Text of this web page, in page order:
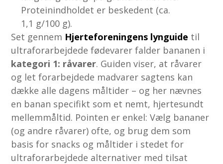
Proteinindholdet er beskedent (ca.
1,1 g/100 g).
Set gennem Hjerteforeningens lynguide til
ultraforarbejdede fødevarer falder bananen i
kategori 1: råvarer. Guiden viser, at råvarer
og let forarbejdede madvarer sagtens kan
dække alle dagens måltider – og her nævnes
en banan specifikt som et nemt, hjertesundt
mellemmåltid. Pointen er enkel: Vælg bananer
(og andre råvarer) ofte, og brug dem som
basis for snacks og måltider i stedet for
ultraforarbejdede alternativer med tilsat